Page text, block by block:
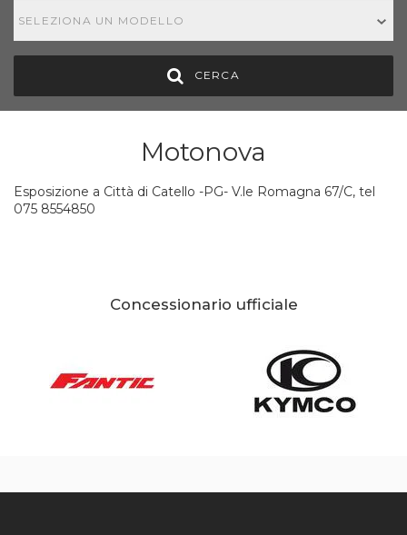
SELEZIONA UN MODELLO
CERCA
Motonova
Esposizione a Città di Catello -PG- V.le Romagna 67/C, tel
075 8554850
Concessionario ufficiale